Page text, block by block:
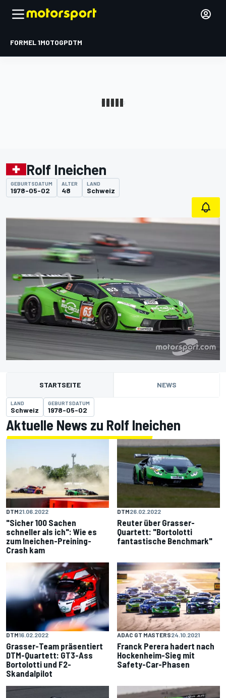
FORMEL 1MOTOGPDTM
Rolf Ineichen
GEBURTSDATUM
1978-05-02
ALTER
48
LAND
Schweiz
STARTSEITE NEWS
LAND
Schweiz
GEBURTSDATUM
1978-05-02
Aktuelle News zu Rolf Ineichen
DTM21.06.2022
"Sicher 100 Sachen
schneller als ich": Wie es
zum Ineichen-Preining-
Crash kam
DTM26.02.2022
Reuter über Grasser-
Quartett: "Bortolotti
fantastische Benchmark"
DTM16.02.2022
Grasser-Team präsentiert
DTM-Quartett: GT3-Ass
Bortolotti und F2-
Skandalpilot
ADAC GT MASTERS24.10.2021
Franck Perera hadert nach
Hockenheim-Sieg mit
Safety-Car-Phasen